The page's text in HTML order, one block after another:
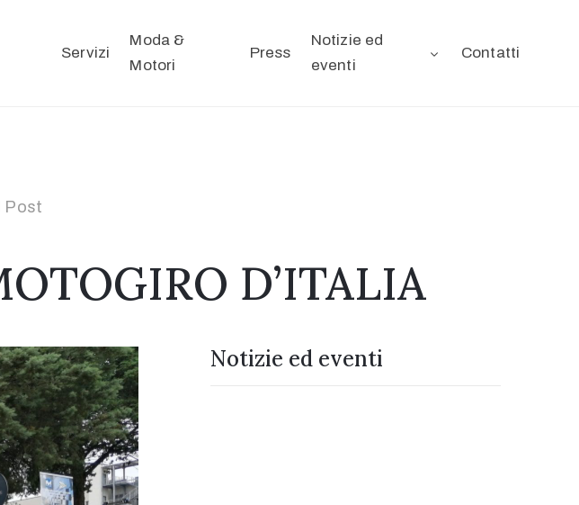
Servizi
Moda &
Motori
Press
Notizie ed
eventi
Contatti
Post
D’ITALIA
Notizie ed eventi